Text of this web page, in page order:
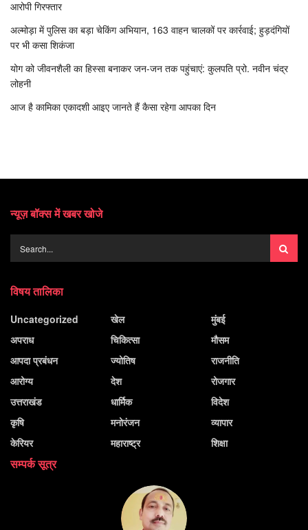
आरोपी गिरफ्तार
अल्मोड़ा में पुलिस का बड़ा चेकिंग अभियान, 163 वाहन चालकों पर कार्रवाई; हुड़दंगियों
पर भी कसा शिकंजा
योग को जीवनशैली का हिस्सा बनाकर जन-जन तक पहुंचाएं: कुलपति प्रो. नवीन चंद्र
लोहनी
आज है कामिका एकादशी आइए जानते हैं कैसा रहेगा आपका दिन
न्यूज़ बॉक्स में खबर खोजे
विषय तालिका
Uncategorized
अपराध
आपदा प्रबंधन
आरोग्य
उत्तराखंड
कृषि
केरियर
खेल
चिकित्सा
ज्योतिष
देश
धार्मिक
मनोरंजन
महाराष्ट्र
मुंबई
मौसम
राजनीति
रोजगार
विदेश
व्यापार
शिक्षा
सम्पर्क सूत्र